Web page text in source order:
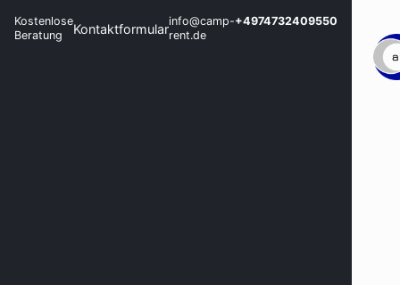
Kostenlose
Beratung
Kontaktformularinfo@camp-
rent.de
+4974732409550